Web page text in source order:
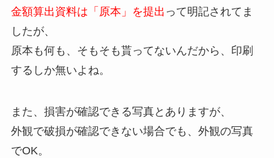
金額算出資料は「原本」を提出 って明記されてま
したが、
原本も何も、そもそも貰ってないんだから、印刷
するしか無いよね。
また、損害が確認できる写真とありますが、
外観で破損が確認できない場合でも、外観の写真
でOK。